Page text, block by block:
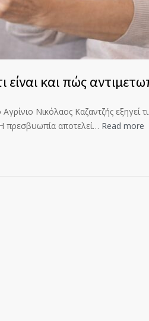
και πώς
Νικόλαος Καζαντζής εξηγεί
Η πρεσβυωπία αποτελεί… Read more